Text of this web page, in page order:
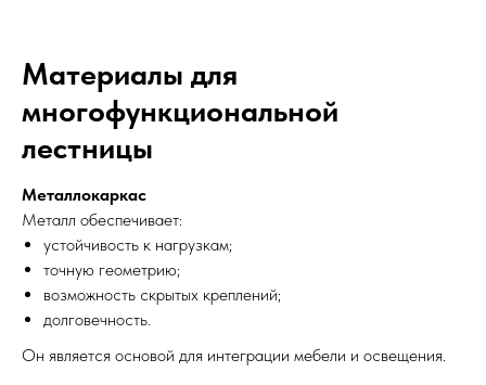
Материалы для
многофункциональной
лестницы
Металлокаркас
Металл обеспечивает:
устойчивость к нагрузкам;
точную геометрию;
возможность скрытых креплений;
долговечность.
Он является основой для интеграции мебели и освещения.